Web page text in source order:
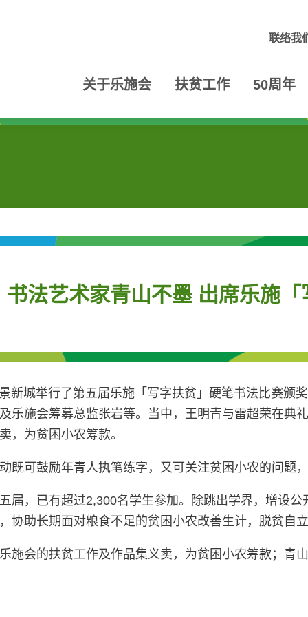
联络我们
关于乐施会 扶贫工作 50周年
法艺术家青山不墨 出席乐施
新城举行了第五届乐施「写字扶贫」硬笔书法比赛颁
乐施会筹募总监张岩等。当中，王明青与雷超荣在典
，为贫困小农筹款。
可鼓励年青人执笔练字，又可关注贫困小农的问题
届，已有超过2,300名学生参加。除跳出学界，增设
助长期面对粮食不足的贫困小农改善生计，脱贫自立
施会的扶贫工作及作品集义卖，为贫困小农筹款；青